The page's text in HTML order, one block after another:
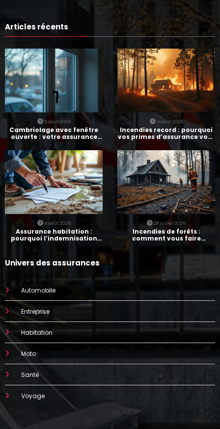
Articles récents
5 août 2026
Cambriolage avec fenêtre
ouverte : votre assurance
paie-t-elle ?
4 août 2026
Incendies record : pourquoi
vos primes d’assurance vont
augmenter
4 août 2026
Assurance habitation :
pourquoi l’indemnisation
28 juillet 2026
Incendies de forêts :
comment vous faire
indemniser par votre
assurance
Univers des assurances
Automobile
Entreprise
Habitation
Moto
Santé
Voyage